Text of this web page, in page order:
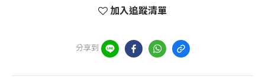
加入追蹤清單
分享到